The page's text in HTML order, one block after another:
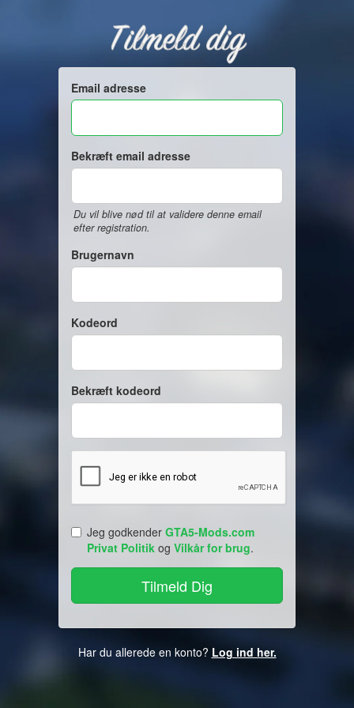
Tilmeld dig
Email adresse
Bekræft email adresse
Du vil blive nød til at validere denne email
efter registration.
Brugernavn
Kodeord
Bekræft kodeord
Jeg godkender GTA5-Mods.com
Privat Politik og Vilkår for brug.
Har du allerede en konto? Log ind her.